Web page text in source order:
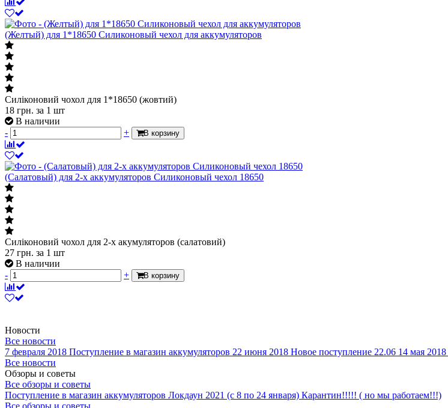
(Желтый) для 1*18650 Силиконовый чехол для аккумуляторов
Силіконовий чохол для 1*18650 (жовтий)
18 грн. за 1 шт
В наличии
-
+ В корзину
(Салатовый) для 2-х аккумуляторов Силиконовый чехол 18650
Силіконовий чохол для 2-х акумуляторов (салатовий)
27 грн. за 1 шт
В наличии
-
+ В корзину
Новости
Все новости
7 февраля 2018 Поступление в магазин аккумуляторов 22 июня 2018 Новое поступление 22.06 14 мая 2018
Все новости
Обзоры и советы
Все обзоры и советы
Поступление в магазин аккумуляторов Локдаун 2021 (с 8 по 24 января) Карантин!!!!! ( но мы работаем!!!)
Все обзоры и советы